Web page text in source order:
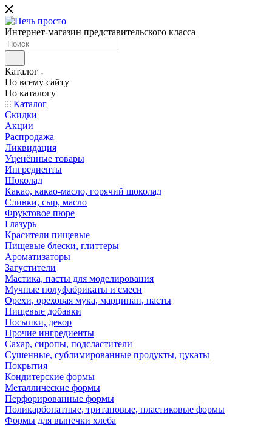
Интернет-магазин представительского класса
Каталог
По всему сайту
По каталогу
Каталог
Скидки
Акции
Распродажа
Ликвидация
Уценённые товары
Ингредиенты
Шоколад
Какао, какао-масло, горячий шоколад
Сливки, сыр, масло
Фруктовое пюре
Глазурь
Красители пищевые
Пищевые блески, глиттеры
Ароматизаторы
Загустители
Мастика, пасты для моделирования
Мучные полуфабрикаты и смеси
Орехи, ореховая мука, марципан, пасты
Пищевые добавки
Посыпки, декор
Прочие ингредиенты
Сахар, сиропы, подсластители
Сушенные, сублимированные продукты, цукаты
Покрытия
Кондитерские формы
Металлические формы
Перфорированные формы
Поликарбонатные, тритановые, пластиковые формы
Формы для выпечки хлеба